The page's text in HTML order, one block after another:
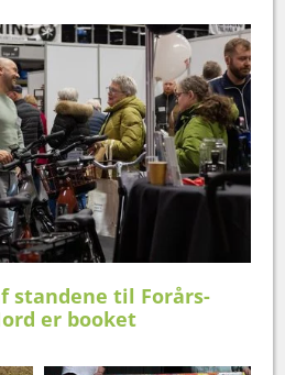
standene til Forårs­
er booket